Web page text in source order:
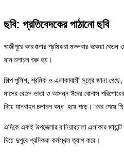
ছবি: প্রতিবেদকের পাঠানো ছবি
গাজীপুরে কারখানার শ্রমিকরা মঙ্গলবার বকেয়া
যান চলাচল শুরু হয়।
শিল্প পুলিশ, শ্রমিক ও এলাকাবাসী সূত্রে জানা
মাসের বেতন ভাতা ও আসন্ন ঈদের বোনাস
দিয়ে যানবাহন চলাচল বন্ধ হয়ে পড়ে। খবর পেয়ে
এদিকে একই উপজেলার বানিয়ারচালা এলাকার
দিয়ে দুপুরে শ্রমিকরা কর্মস্থল ত্যাগ করে।